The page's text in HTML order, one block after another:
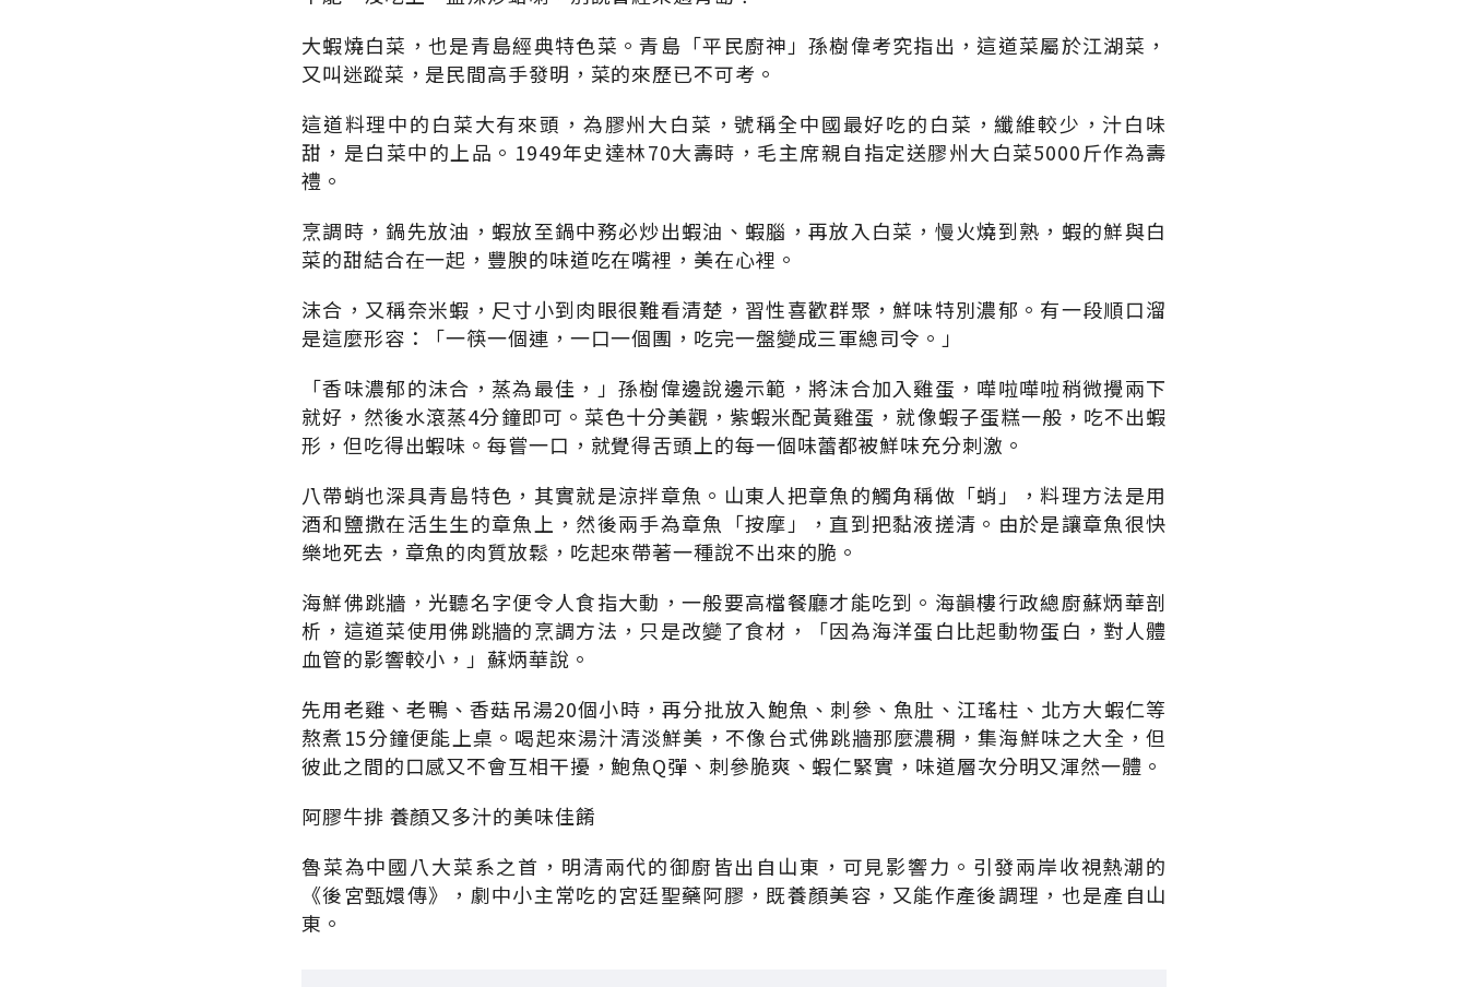
大蝦燒白菜，也是青島經典特色菜。青島「平民廚神」孫樹偉考究指出，這道菜屬於江湖菜，
又叫迷蹤菜，是民間高手發明，菜的來歷已不可考。
這道料理中的白菜大有來頭，為膠州大白菜，號稱全中國最好吃的白菜，纖維較少，汁白味
甜，是白菜中的上品。1949年史達林70大壽時，毛主席親自指定送膠州大白菜5000斤作為壽
禮。
烹調時，鍋先放油，蝦放至鍋中務必炒出蝦油、蝦腦，再放入白菜，慢火燒到熟，蝦的鮮與白
菜的甜結合在一起，豐腴的味道吃在嘴裡，美在心裡。
沫合，又稱奈米蝦，尺寸小到肉眼很難看清楚，習性喜歡群聚，鮮味特別濃郁。有一段順口溜
是這麼形容：「一筷一個連，一口一個團，吃完一盤變成三軍總司令。」
「香味濃郁的沫合，蒸為最佳，」孫樹偉邊說邊示範，將沫合加入雞蛋，嘩啦嘩啦稍微攪兩下
就好，然後水滾蒸4分鐘即可。菜色十分美觀，紫蝦米配黃雞蛋，就像蝦子蛋糕一般，吃不出蝦
形，但吃得出蝦味。每嘗一口，就覺得舌頭上的每一個味蕾都被鮮味充分刺激。
八帶蛸也深具青島特色，其實就是涼拌章魚。山東人把章魚的觸角稱做「蛸」，料理方法是用
酒和鹽撒在活生生的章魚上，然後兩手為章魚「按摩」，直到把黏液搓清。由於是讓章魚很快
樂地死去，章魚的肉質放鬆，吃起來帶著一種說不出來的脆。
海鮮佛跳牆，光聽名字便令人食指大動，一般要高檔餐廳才能吃到。海韻樓行政總廚蘇炳華剖
析，這道菜使用佛跳牆的烹調方法，只是改變了食材，「因為海洋蛋白比起動物蛋白，對人體
血管的影響較小，」蘇炳華說。
先用老雞、老鴨、香菇吊湯20個小時，再分批放入鮑魚、刺參、魚肚、江瑤柱、北方大蝦仁等
熬煮15分鐘便能上桌。喝起來湯汁清淡鮮美，不像台式佛跳牆那麼濃稠，集海鮮味之大全，但
彼此之間的口感又不會互相干擾，鮑魚Q彈、刺參脆爽、蝦仁緊實，味道層次分明又渾然一體。
阿膠牛排 養顏又多汁的美味佳餚
魯菜為中國八大菜系之首，明清兩代的御廚皆出自山東，可見影響力。引發兩岸收視熱潮的
《後宮甄嬛傳》，劇中小主常吃的宮廷聖藥阿膠，既養顏美容，又能作產後調理，也是產自山
東。